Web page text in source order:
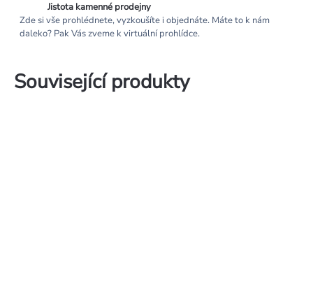
Jistota kamenné prodejny
Zde si vše prohlédnete, vyzkoušíte i objednáte. Máte to k nám
daleko? Pak Vás zveme k virtuální prohlídce.
Související produkty